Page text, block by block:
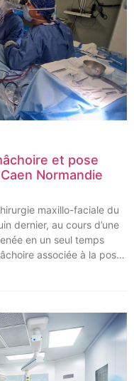
et pose
Normandie
maxillo-faciale du
dernier, au cours d’une
en un seul temps
associée à la pose